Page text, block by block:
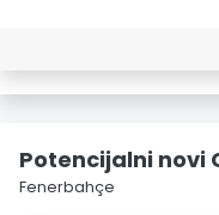
Potencijalni novi
Fenerbahçe